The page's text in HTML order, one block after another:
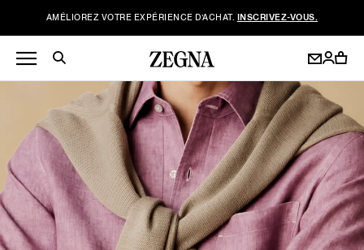
AMÉLIOREZ VOTRE EXPÉRIENCE D’ACHAT. INSCRIVEZ-VOUS.